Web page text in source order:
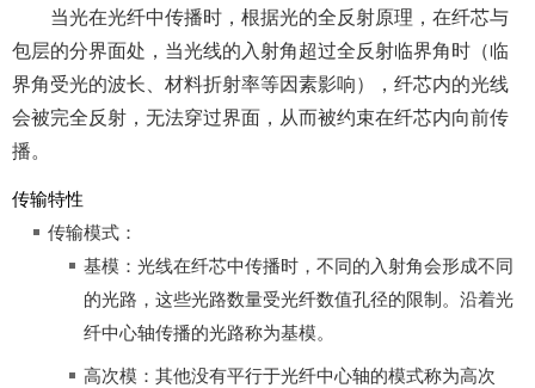
当光在光纤中传播时，根据光的全反射原理，在纤芯与
包层的分界面处，当光线的入射角超过全反射临界角时（临
界角受光的波长、材料折射率等因素影响），纤芯内的光线
会被完全反射，无法穿过界面，从而被约束在纤芯内向前传
播。
传输特性
传输模式：
基模：光线在纤芯中传播时，不同的入射角会形成不同
的光路，这些光路数量受光纤数值孔径的限制。沿着光
纤中心轴传播的光路称为基模。
高次模：其他没有平行于光纤中心轴的模式称为高次